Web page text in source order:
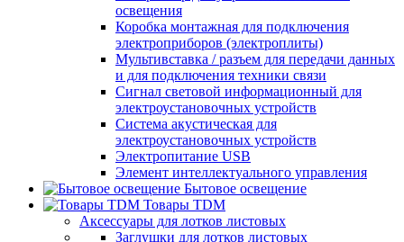
освещения
Коробка монтажная для подключения
электроприборов (электроплиты)
Мультивставка / разъем для передачи данных
и для подключения техники связи
Сигнал световой информационный для
электроустановочных устройств
Система акустическая для
электроустановочных устройств
Электропитание USB
Элемент интеллектуального управления
Бытовое освещение
Товары TDM
Аксессуары для лотков листовых
Заглушки для лотков листовых